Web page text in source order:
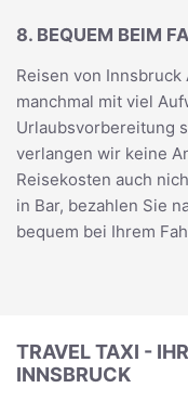
8. BEQUEM BEIM
Reisen von
manchmal mit viel
Urlaubsvorbereitung
verlangen wir keine
Reisekosten auch
in Bar, bezahlen Sie
bequem bei Ihrem
TRAVEL TAXI -
INNSBRUCK